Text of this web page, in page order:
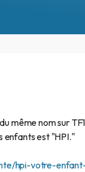
même nom sur
enfants est "HPI."
hpi-votre-